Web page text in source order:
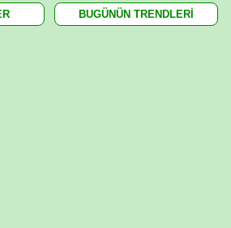
BUGÜNÜN TRENDLERİ